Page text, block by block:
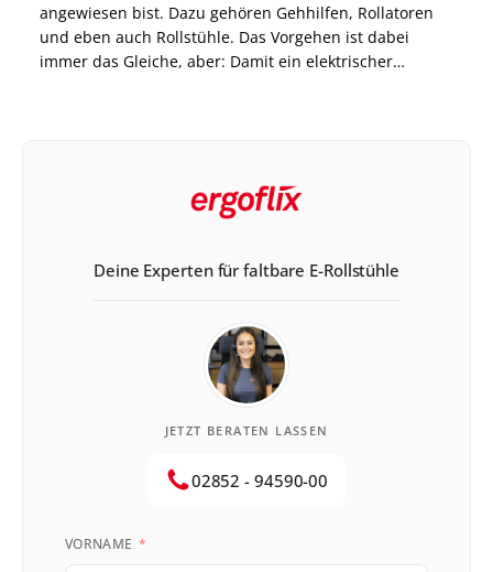
angewiesen bist. Dazu gehören Gehhilfen, Rollatoren
und eben auch Rollstühle. Das Vorgehen ist dabei
immer das Gleiche, aber: Damit ein elektrischer
Deine Experten für faltbare E-Rollstühle
JETZT BERATEN LASSEN
02852 - 94590-00
VORNAME